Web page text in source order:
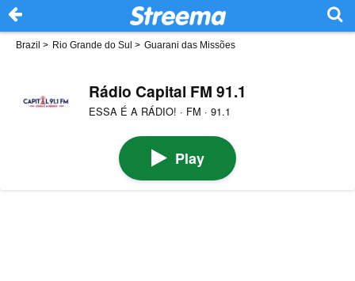
Brazil > Rio Grande do Sul > Guarani das Missões
Rádio Capital FM 91.1
ESSA É A RÁDIO! · FM · 91.1
Play